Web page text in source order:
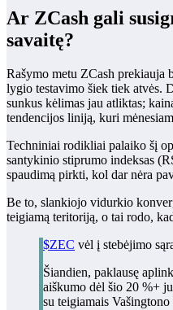
Ar ZCash gali
savaitę?
Rašymo metu ZCash
lygio testavimo šiek tiek atvės.
sunkus kėlimas jau atliktas;
tendencijos liniją, kuri
Techniniai rodikliai palaiko šį
santykinio stiprumo indeksas
spaudimą pirkti, kol dar nėra
Be to, slankiojo vidurkio
teigiamą teritoriją, o tai rodo,
$ZEC vėl į stebėjimo
Šiandien, paklausę
aiškumo dėl šio 20 %+
su teigiamais